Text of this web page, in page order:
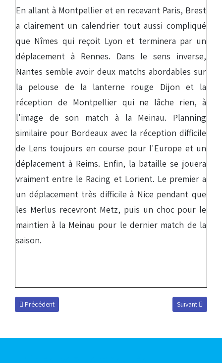
En allant à Montpellier et en recevant Paris, Brest
a clairement un calendrier tout aussi compliqué
que Nîmes qui reçoit Lyon et terminera par un
déplacement à Rennes. Dans le sens inverse,
Nantes semble avoir deux matchs abordables sur
la pelouse de la lanterne rouge Dijon et la
réception de Montpellier qui ne lâche rien, à
l'image de son match à la Meinau. Planning
similaire pour Bordeaux avec la réception difficile
de Lens toujours en course pour l'Europe et un
déplacement à Reims. Enfin, la bataille se jouera
vraiment entre le Racing et Lorient. Le premier a
un déplacement très difficile à Nice pendant que
les Merlus recevront Metz, puis un choc pour le
maintien à la Meinau pour le dernier match de la
saison.
Article précédent : Le bilan de la saison en sept matchs
Précédent Article suivant
Suivant